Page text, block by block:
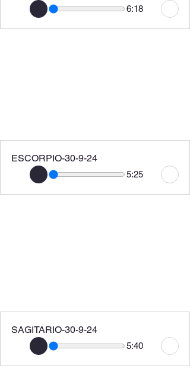
6:18
ESCORPIO-30-9-24
5:25
SAGITARIO-30-9-24
5:40